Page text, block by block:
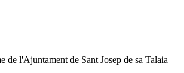
de l'Ajuntament de Sant Josep de sa Talaia